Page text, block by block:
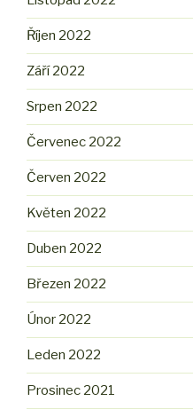
Říjen 2022
Září 2022
Srpen 2022
Červenec 2022
Červen 2022
Květen 2022
Duben 2022
Březen 2022
Únor 2022
Leden 2022
Prosinec 2021